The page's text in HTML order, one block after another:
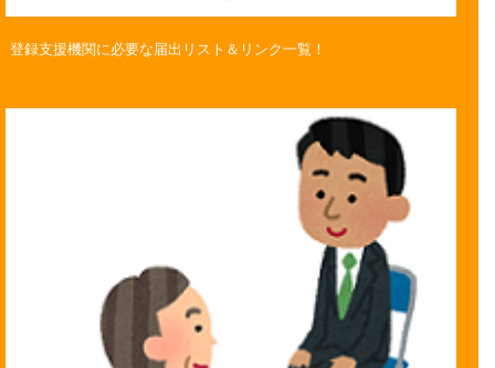
登録支援機関に必要な届出リスト＆リンク一覧！